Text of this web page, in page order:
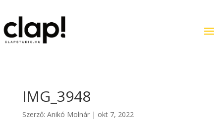
IMG_3948
Szerző: Anikó Molnár| okt 7, 2022